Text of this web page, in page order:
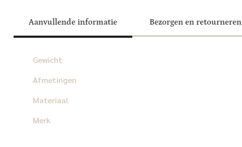
Aanvullende informatie Bezorgen en retourneren
Gewicht
Afmetingen
Materiaal
Merk